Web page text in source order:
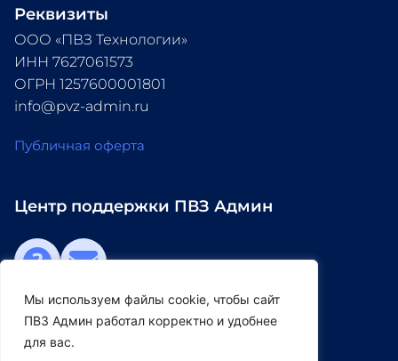
Мы используем файлы cookie, чтобы сайт
ПВЗ Админ работал корректно и удобнее
для вас.
Реквизиты
ООО «ПВЗ Технологии»
ИНН 7627061573
ОГРН 1257600001801
info@pvz-admin.ru
Публичная оферта
Центр поддержки ПВЗ Админ
Мы в социальных сетях